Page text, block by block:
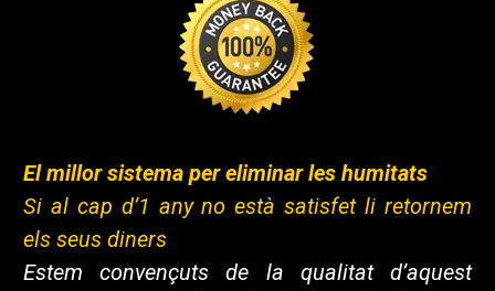
El millor sistema per eliminar les humitats
Si al cap d’1 any no està satisfet li retornem
els seus diners
Estem convençuts de la qualitat d’aquest